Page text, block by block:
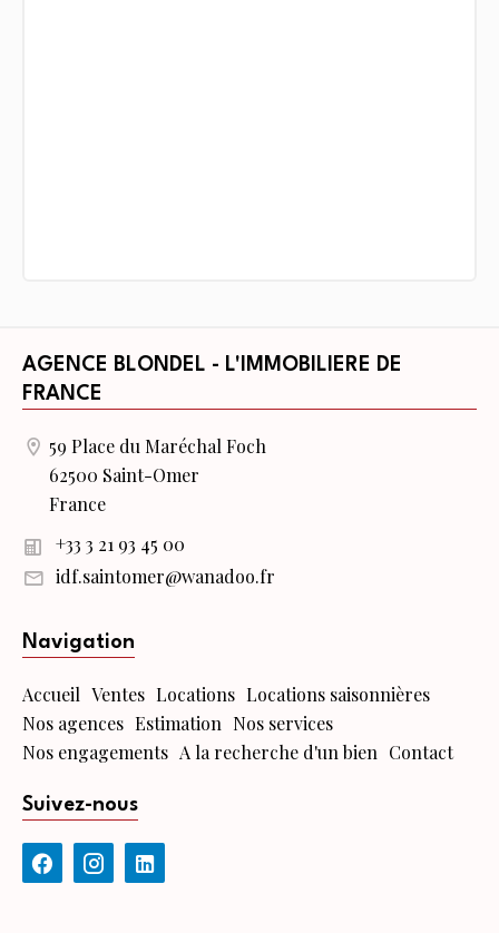
AGENCE BLONDEL - L'IMMOBILIERE DE
FRANCE
59 Place du Maréchal Foch
62500 Saint-Omer
France
+33 3 21 93 45 00
idf.saintomer@wanadoo.fr
Navigation
Accueil Ventes Locations Locations saisonnières
Nos agences Estimation Nos services
Nos engagements A la recherche d'un bien Contact
Suivez-nous